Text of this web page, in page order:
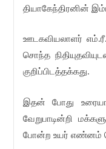
தியாகேந்திரனின்
ஊடகவியலாளர்
சொந்த
குறிப்பிடத்தக்கது.
இதன் போது
வேறுபாடின்றி
போன்ற உயர் எண்னம்